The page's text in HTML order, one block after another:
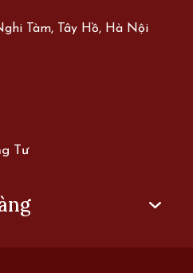
Tàm, Tây Hồ, Hà Nội
Tư